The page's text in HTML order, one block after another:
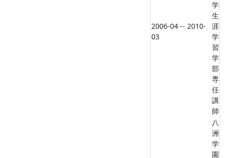
2006-04 -- 2010-
03
学
生
涯
学
習
学
部
専
任
講
師
八
洲
学
園